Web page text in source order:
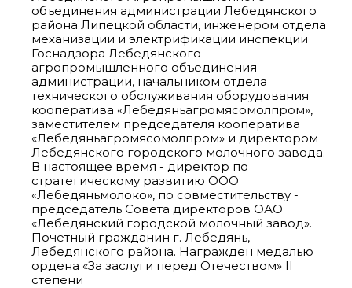
объединения администрации Лебедянского
района Липецкой области, инженером отдела
механизации и электрификации инспекции
Госнадзора Лебедянского
агропромышленного объединения
администрации, начальником отдела
технического обслуживания оборудования
кооператива «Лебедяньагромясомолпром»,
заместителем председателя кооператива
«Лебедяньагромясомолпром» и директором
Лебедянского городского молочного завода.
В настоящее время - директор по
стратегическому развитию ООО
«Лебедяньмолоко», по совместительству -
председатель Совета директоров ОАО
«Лебедянский городской молочный завод».
Почетный гражданин г. Лебедянь,
Лебедянского района. Награжден медалью
ордена «За заслуги перед Отечеством» II
степени